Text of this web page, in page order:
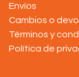
Envíos
Cambios o
Términos y
Política de